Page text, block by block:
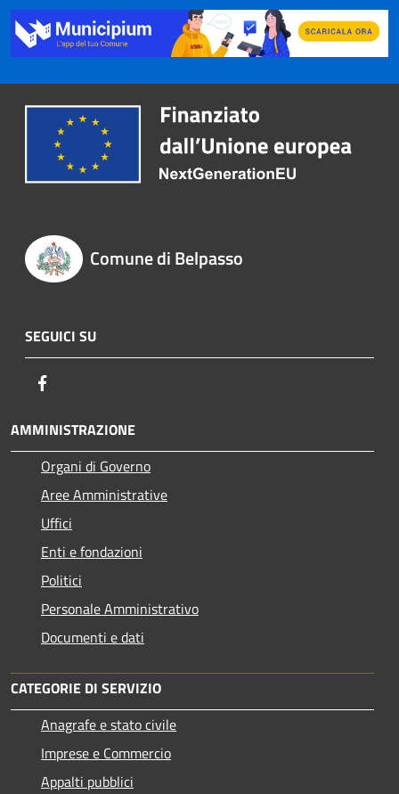
Comune di Belpasso
SEGUICI SU
AMMINISTRAZIONE
Organi di Governo
Aree Amministrative
Uffici
Enti e fondazioni
Politici
Personale Amministrativo
Documenti e dati
CATEGORIE DI SERVIZIO
Anagrafe e stato civile
Imprese e Commercio
Appalti pubblici